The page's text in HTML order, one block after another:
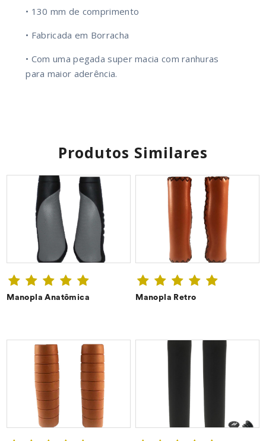
• 130 mm de comprimento
• Fabricada em Borracha
• Com uma pegada super macia com ranhuras
para maior aderência.
Produtos Similares
Manopla Anatômica Manopla Retro